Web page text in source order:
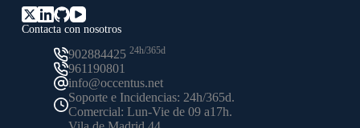
Contacta con nosotros
902884425 24h/365d
961190801
info@occentus.net
Soporte e Incidencias: 24h/365d.
Comercial: Lun-Vie de 09 a17h.